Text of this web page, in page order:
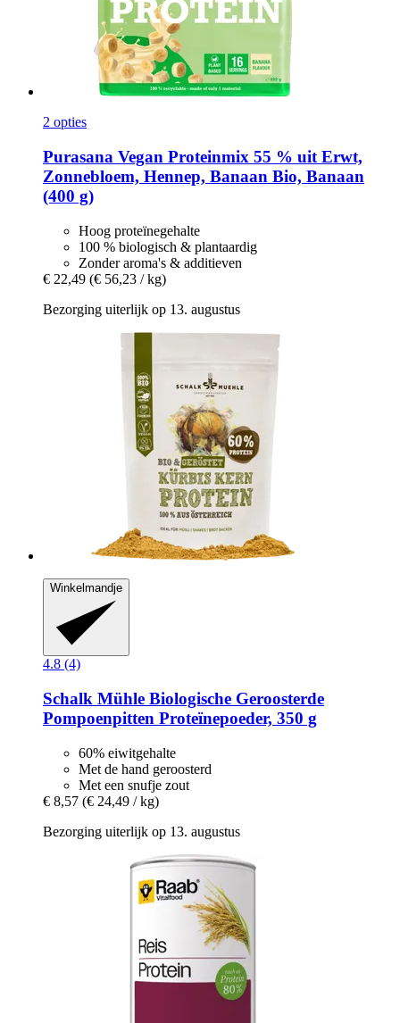
2 opties
Purasana Vegan Proteinmix 55 % uit Erwt,
Zonnebloem, Hennep, Banaan Bio, Banaan
(400 g)
Hoog proteïnegehalte
100 % biologisch & plantaardig
Zonder aroma's & additieven
€ 22,49 (€ 56,23 / kg)
Bezorging uiterlijk op 13. augustus
Winkelmandje
4.8 (4)
Schalk Mühle Biologische Geroosterde
Pompoenpitten Proteïnepoeder, 350 g
60% eiwitgehalte
Met de hand geroosterd
Met een snufje zout
€ 8,57 (€ 24,49 / kg)
Bezorging uiterlijk op 13. augustus